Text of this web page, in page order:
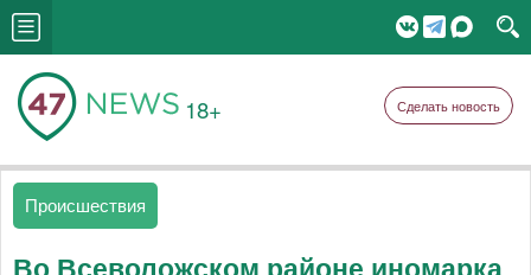
18+ Сделать новость
Происшествия